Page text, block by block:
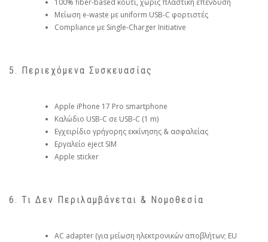
Μείωση e-waste με uniform USB-C φορτιστές
Compliance με Single-Charger Initiative
5. Περιεχόμενα Συσκευασίας
Apple iPhone 17 Pro smartphone
Καλώδιο USB-C σε USB-C (1 m)
Εγχειρίδιο γρήγορης εκκίνησης & ασφαλείας
Εργαλείο eject SIM
Apple sticker
6. Τι Δεν Περιλαμβάνεται & Νομοθεσία
AC adapter (για μείωση ηλεκτρονικών αποβλήτων; EU